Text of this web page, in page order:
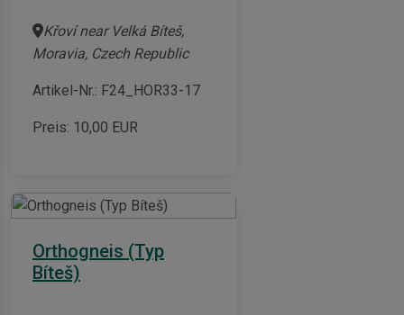
Křoví near Velká Bíteš,
Moravia, Czech Republic
Artikel-Nr.: F24_HOR33-17
Preis: 10,00 EUR
Orthogneis (Typ
Bíteš)